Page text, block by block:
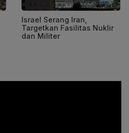
Israel Serang Iran,
Targetkan Fasilitas Nuklir
dan Militer